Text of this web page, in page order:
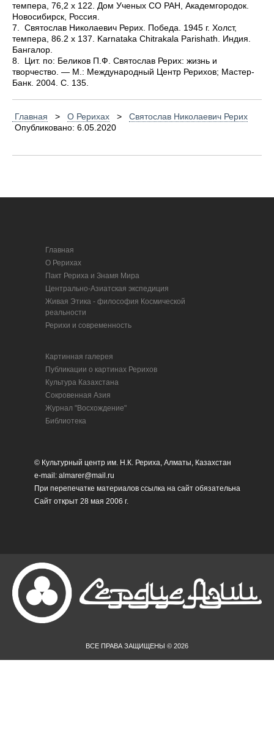
темпера, 76,2 х 122. Дом Ученых СО РАН, Академгородок.
Новосибирск, Россия.
7. Святослав Николаевич Рерих. Победа. 1945 г. Холст,
темпера, 86.2 x 137. Karnataka Chitrakala Parishath. Индия.
Бангалор.
8.
Цит. по: Беликов П.Ф. Святослав Рерих: жизнь и
творчество. — М.: Международный Центр Рерихов; Мастер-
Банк. 2004. С. 135.
Главная > О Рерихах > Святослав Николаевич Рерих
Опубликовано: 6.05.2020
Главная
О Рерихах
Пакт Рериха и Знамя Мира
Центрально-Азиатская экспедиция
Живая Этика - философия Космической
реальности
Рерихи и современность
Картинная галерея
Публикации о картинах Рерихов
Культура Казахстана
Сокровенная Азия
Журнал "Восхождение"
Библиотека
© Культурный центр им. Н.К. Рериха, Алматы, Казахстан
e-mail: almarer@mail.ru
При перепечатке материалов ссылка на сайт обязательна
Сайт открыт 28 мая 2006 г.
ВСЕ ПРАВА ЗАЩИЩЕНЫ © 2026